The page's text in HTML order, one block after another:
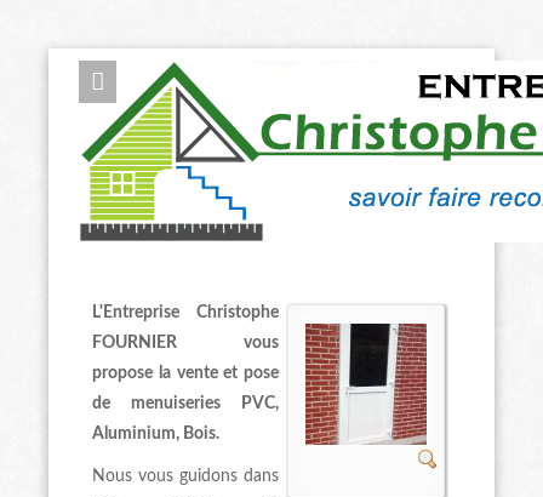
L'Entreprise Christophe
FOURNIER vous
propose la vente et pose
de menuiseries PVC,
Aluminium, Bois.
Nous vous guidons dans